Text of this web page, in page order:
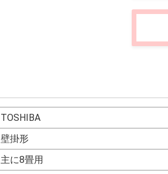
TOSHIBA
壁掛形
主に8畳用